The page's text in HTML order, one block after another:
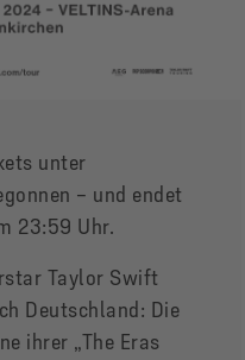
unter
– und endet
23:59 Uhr.
Taylor Swift
Deutschland: Die
ihrer „The Eras